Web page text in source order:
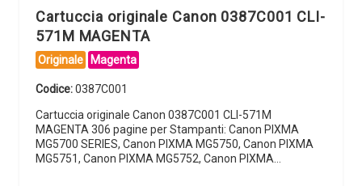
Cartuccia originale Canon 0387C001 CLI-
571M MAGENTA
Originale Magenta
Codice:0387C001
Cartuccia originale Canon 0387C001 CLI-571M
MAGENTA 306 pagine per Stampanti: Canon PIXMA
MG5700 SERIES, Canon PIXMA MG5750, Canon PIXMA
MG5751, Canon PIXMA MG5752, Canon PIXMA…